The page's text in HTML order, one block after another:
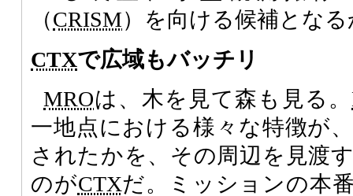
（CRISM）を向ける候補とな
CTXで広域もバッチリ
MROは、木を見て森も見る。
一地点における様々な特徴が
されたかを、その周辺を見渡
のがCTXだ。ミッションの本